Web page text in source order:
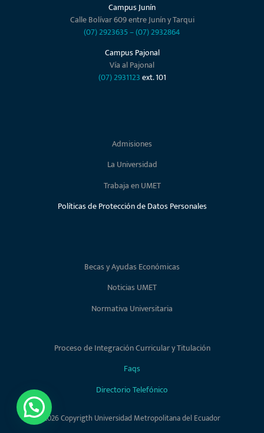
Campus Junín
Calle Bolívar 609 entre Junín y Tarqui
(07) 2923635–(07) 2932864
Campus Pajonal
Vía al Pajonal
(07) 2931123ext. 101
Admisiones
La Universidad
Trabaja en UMET
Políticas de Protección de Datos Personales
Becas y Ayudas Económicas
Noticias UMET
Normativa Universitaria
Proceso de Integración Curricular y Titulación
Faqs
Directorio Telefónico
2026 Copyrigth Universidad Metropolitana del Ecuador